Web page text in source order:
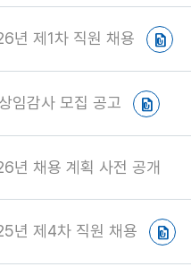
년 제1차 직원 채용
임감사 모집 공고
년 채용 계획 사전 공개
년 제4차 직원 채용